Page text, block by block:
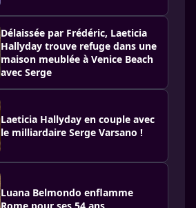
Délaissée par Frédéric, Laeticia
Hallyday trouve refuge dans une
maison meublée à Venice Beach
avec Serge
Laeticia Hallyday en couple avec
le milliardaire Serge Varsano !
Luana Belmondo enflamme